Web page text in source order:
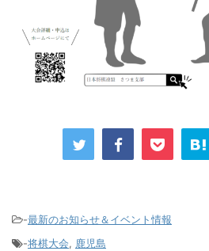
-最新のお知らせ＆イベント情報
-将棋大会, 鹿児島